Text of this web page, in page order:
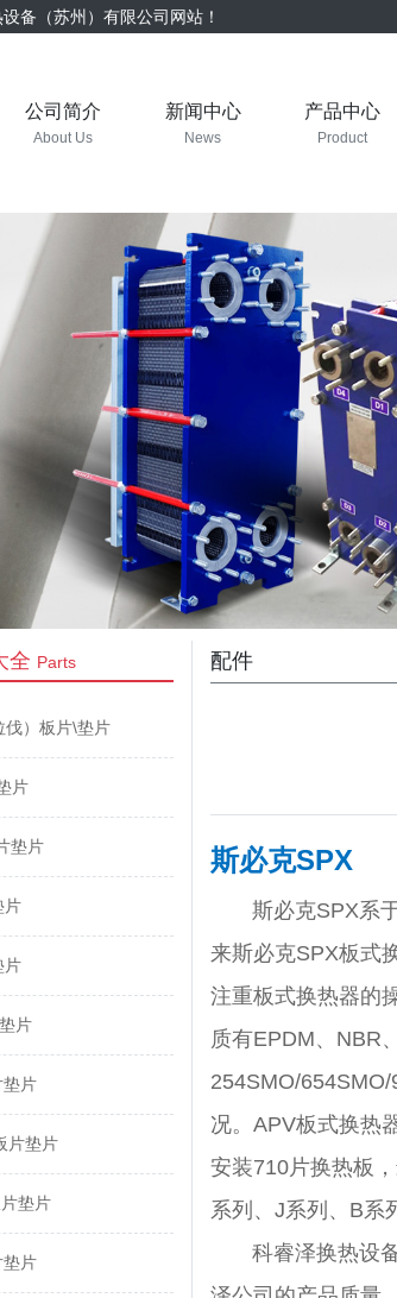
备（苏州）有限公司网站！
公司简介
About Us
新闻中心
News
产品中心
Product
全 Parts
伐）板片\垫片
片
垫片
片
片
片
垫片
片垫片
垫片
垫片
配件
斯必克SPX
斯必克SPX系
来斯必克SPX板式
注重板式换热器的
质有EPDM、NBR
254SMO/
况。APV板式换热
安装710片换热板
系列、J系列、B系
科睿泽换热设备